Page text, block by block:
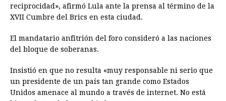
reciprocidad», afirmó Lula ante la prensa al término de la
XVII Cumbre del Brics en esta ciudad.
El mandatario anfitrión del foro consideró a las naciones
del bloque de soberanas.
Insistió en que no resulta «muy responsable ni serio que
un presidente de un país tan grande como Estados
Unidos amenace al mundo a través de internet. No está